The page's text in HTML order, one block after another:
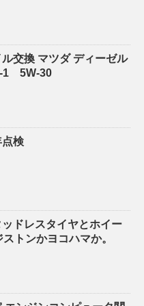
交換 マツダ ディーゼル
1 5W-30
検
ドレスタイヤとホイー
トンかヨコハマか。